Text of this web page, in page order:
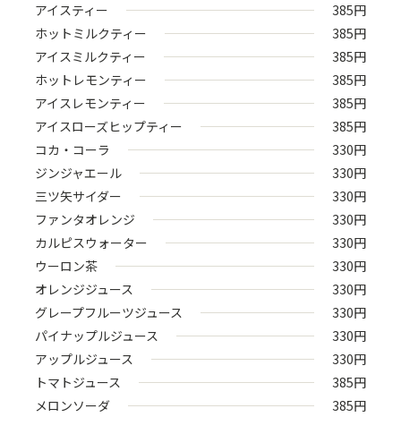
アイスティー
385円
ホットミルクティー
385円
アイスミルクティー
385円
ホットレモンティー
385円
アイスレモンティー
385円
アイスローズヒップティー
385円
コカ・コーラ
330円
ジンジャエール
330円
三ツ矢サイダー
330円
ファンタオレンジ
330円
カルピスウォーター
330円
ウーロン茶
330円
オレンジジュース
330円
グレープフルーツジュース
330円
パイナップルジュース
330円
アップルジュース
330円
トマトジュース
385円
メロンソーダ
385円